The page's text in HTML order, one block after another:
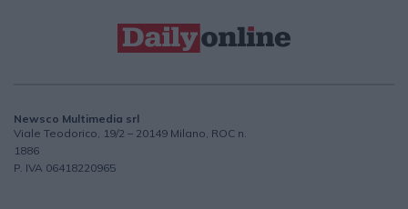
Newsco Multimedia srl
Viale Teodorico, 19/2 – 20149 Milano, ROC n.
1886
P. IVA 06418220965